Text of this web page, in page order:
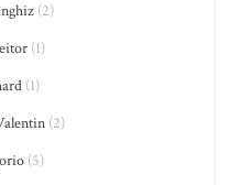
(2)
(1)
(1)
(2)
(5)